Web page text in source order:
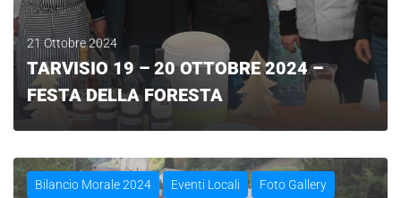
21 Ottobre 2024
TARVISIO 19 – 20 OTTOBRE 2024 –
FESTA DELLA FORESTA
LEGGI
Bilancio Morale 2024 Eventi Locali Foto Gallery